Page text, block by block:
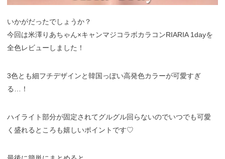
いかがだったでしょうか？
今回は米澤りあちゃん×キャンマジコラボカラコンRIARIA 1dayを
全色レビューしました！
3色とも細フチデザインと韓国っぽい高発色カラーが可愛すぎ
る…！
ハイライト部分が固定されてグルグル回らないのでいつでも可愛
く盛れるところも嬉しいポイントです♡